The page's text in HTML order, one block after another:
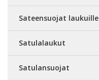
Sateensuojat laukuille
Satulalaukut
Satulansuojat